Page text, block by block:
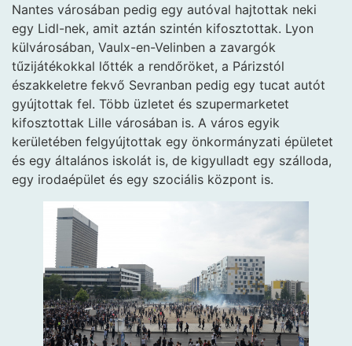
Nantes városában pedig egy autóval hajtottak neki
egy Lidl-nek, amit aztán szintén kifosztottak. Lyon
külvárosában, Vaulx-en-Velinben a zavargók
tűzijátékokkal lőtték a rendőröket, a Párizstól
északkeletre fekvő Sevranban pedig egy tucat autót
gyújtottak fel. Több üzletet és szupermarketet
kifosztottak Lille városában is. A város egyik
kerületében felgyújtottak egy önkormányzati épületet
és egy általános iskolát is, de kigyulladt egy szálloda,
egy irodaépület és egy szociális központ is.